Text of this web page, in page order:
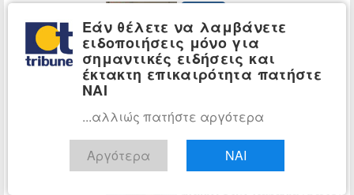
«Κόκκινος συναγερμός» σε
Αττική και άλλες πέντε
περιοχές της χώρας την
Κυριακή
ΕΛΛΑΔΑ:
Τραγωδία στην
σε πισίνα beach bar
CELEBRITIES:
Εάν θέλετε να λαμβάνετε
ειδοποιήσεις μόνο για
σημαντικές ειδήσεις και
έκτακτη επικαιρότητα πατήστε
ΝΑΙ
...αλλιώς πατήστε αργότερα
Αργότερα ΝΑΙ